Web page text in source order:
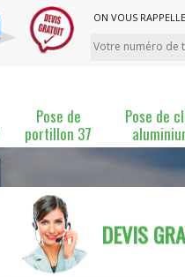
ON VOUS
Pose de
portillon 37
Pose de
DEVIS